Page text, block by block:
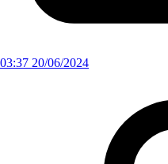
03:37 20/06/2024